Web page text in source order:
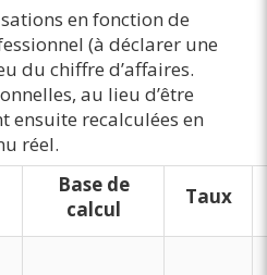
en fonction de
(à déclarer une
du chiffre d’affaires.
au lieu d’être
ensuite recalculées en
réel.
Base de
calcul
Taux